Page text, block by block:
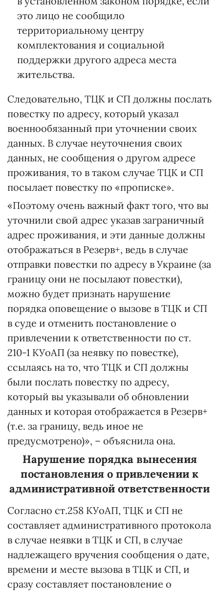
это лицо не сообщило
территориальному центру
комплектования и социальной
поддержки другого адреса места
жительства.
Следовательно, ТЦК и СП должны послать
повестку по адресу, который указал
военнообязанный при уточнении своих
данных. В случае неуточнения своих
данных, не сообщения о другом адресе
проживания, то в таком случае ТЦК и СП
посылает повестку по «прописке».
«Поэтому очень важный факт того, что вы
уточнили свой адрес указав заграничный
адрес проживания, и эти данные должны
отображаться в Резерв+, ведь в случае
отправки повестки по адресу в Украине (за
границу они не посылают повестки),
можно будет признать нарушение
порядка оповещение о вызове в ТЦК и СП
в суде и отменить постановление о
привлечении к ответственности по ст.
210-1 КУоАП (за неявку по повестке),
ссылаясь на то, что ТЦК и СП должны
были послать повестку по адресу,
который вы указывали об обновлении
данных и которая отображается в Резерв+
(т.е. за границу, ведь иное не
предусмотрено)», – объяснила она.
Нарушение порядка вынесения
постановления о привлечении к
административной ответственности
Согласно ст.258 КУоАП, ТЦК и СП не
составляет административного протокола
в случае неявки в ТЦК и СП, в случае
надлежащего вручения сообщения о дате,
времени и месте вызова в ТЦК и СП, и
сразу составляет постановление о